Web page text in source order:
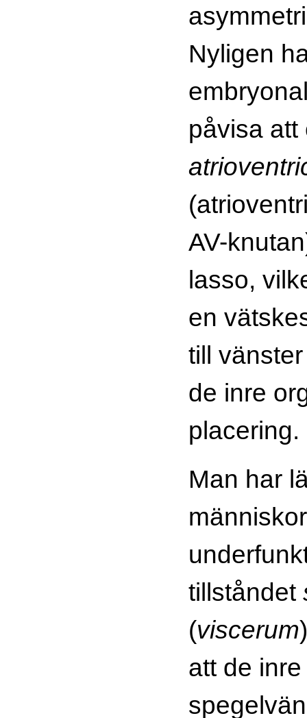
Nyligen
påvisa
AV-
lasso,
en
till
de inre
Man har
tillståndet
(viscerum
att de